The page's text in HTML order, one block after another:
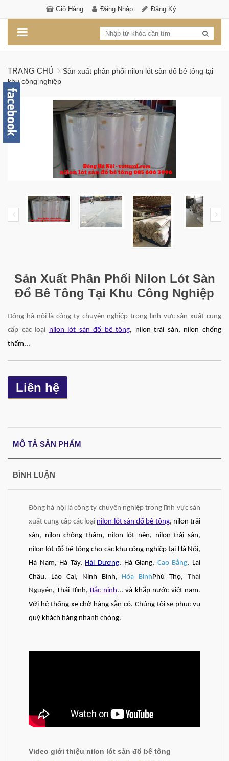
Giỏ Hàng Đăng Nhập Đăng Ký
TRANG CHỦ
Sản xuất phân phối nilon lót sàn đổ bê tông tại
khu công nghiệp
Sản Xuất Phân Phối Nilon Lót Sàn
Đổ Bê Tông Tại Khu Công Nghiệp
Đông hà nội là công ty chuyên nghiệp trong lĩnh vực sản xuất cung
cấp các loại nilon lót sàn đổ bê tông, nilon trải sàn, nilon chống
thấm...
Liên hệ
MÔ TẢ SẢN PHẨM
BÌNH LUẬN
Đông hà nội là công ty chuyên nghiệp trong lĩnh vực sản
xuất cung cấp các loại nilon lót sàn đổ bê tông, nilon trải
sàn, nilon chống thấm, nilon lót nền, nilon trải sàn,
nilon lót đổ bê tông cho các khu công nghiệp tại Hà Nội,
Hà Nam, Hà Tây, Hải Dương, Hà Giang, Cao Bằng, Lai
Châu, Lào Cai, Ninh Bình, Hòa BìnhPhú Thọ, Thái
Nguyên, Thái Bình, Bắc ninh... và khắp nước việt nam.
Với hệ thống xe chở hàng sẵn có. Chúng tôi sẽ phục vụ
quý khách hàng nhanh chóng.
Video giới thiệu nilon lót sàn đổ bê tông